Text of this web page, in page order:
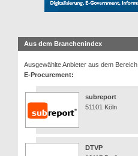
Aus dem Branchenindex
Ausgewählte Anbieter aus dem Bereich
E-Procurement:
subreport
51101 Köln
DTVP